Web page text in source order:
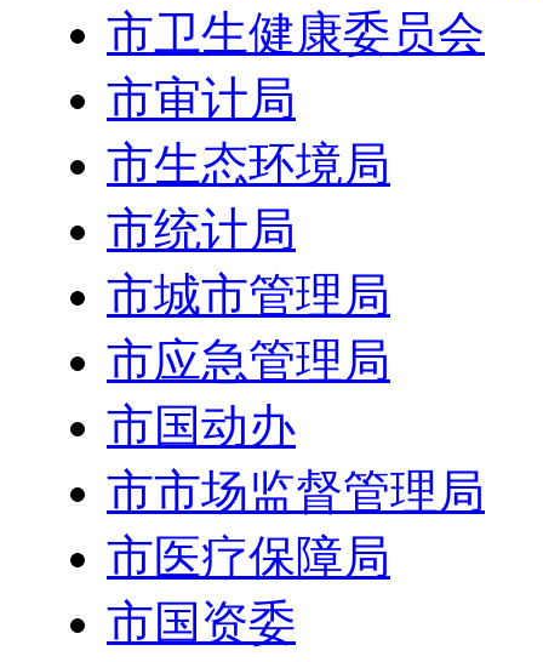
市卫生健康委员会
市审计局
市生态环境局
市统计局
市城市管理局
市应急管理局
市国动办
市市场监督管理局
市医疗保障局
市国资委